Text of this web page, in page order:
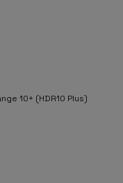
10+ (HDR10 Plus)